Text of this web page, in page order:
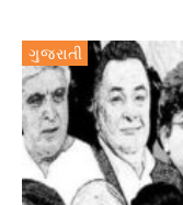
ગુજરાતી